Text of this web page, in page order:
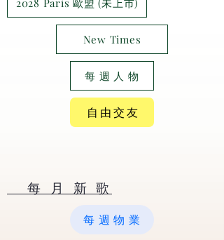
New Times
每 週 人 物
自 由 交 友
​ 每 月 新 歌
每 週 物 業